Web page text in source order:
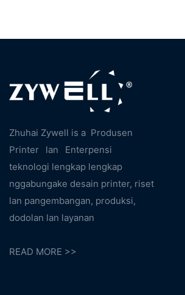
Zhuhai Zywell is a Produsen
Printer
lan
Enterpensi
teknologi lengkap lengkap
nggabungake desain printer, riset
lan pangembangan, produksi,
dodolan lan layanan
READ MORE >>